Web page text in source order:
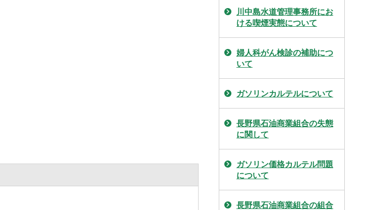
川中島水道管理事務所にお
ける喫煙実態について
婦人科がん検診の補助につ
いて
ガソリンカルテルについて
長野県石油商業組合の失態
に関して
ガソリン価格カルテル問題
について
長野県石油商業組合の組合